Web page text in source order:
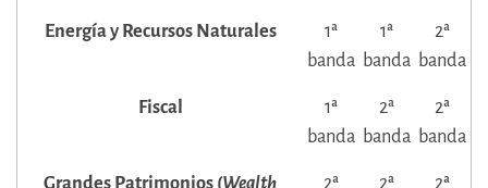
Energía y Recursos Naturales
1ª
banda
1ª
banda
2ª
banda
Fiscal
1ª
banda
2ª
banda
2ª
banda
Grandes Patrimonios (Wealth 2ª 2ª 2ª